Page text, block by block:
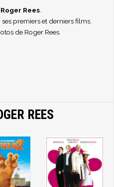
Rees
premiers et derniers films.
de Roger Rees.
REES